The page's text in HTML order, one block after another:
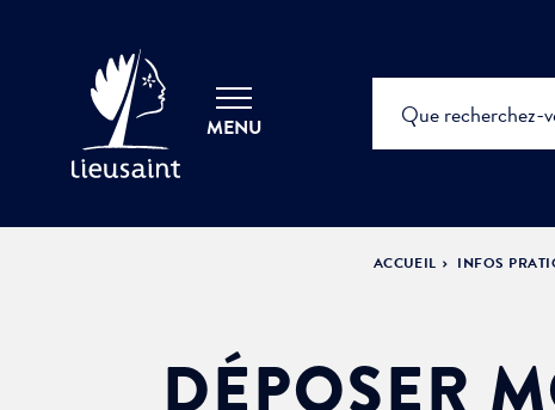
MENU
ACCUEIL INFOS
DÉPOSER